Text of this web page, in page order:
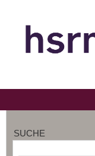
SUCHE